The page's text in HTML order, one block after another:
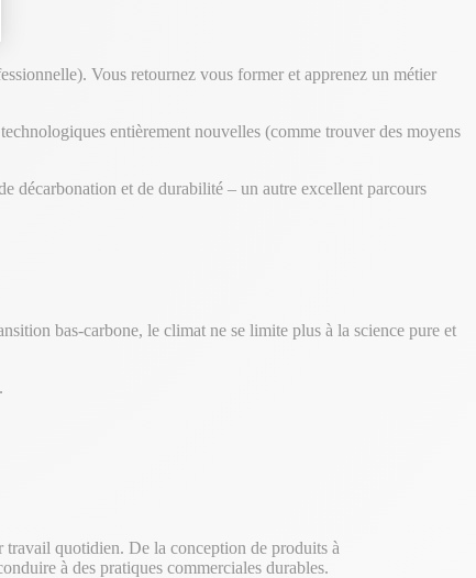
Vous retournez vous former et apprenez un métier
entièrement nouvelles (comme trouver des moyens
décarbonation et de durabilité – un autre excellent parcours
bas-carbone, le climat ne se limite plus à la science pure et
travail quotidien. De la conception de produits à
à des pratiques commerciales durables.